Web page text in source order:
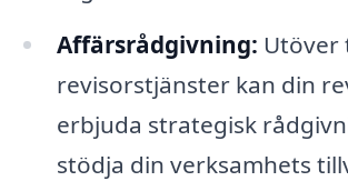
Affärsrådgivning: Utöver
revisorstjänster kan din
erbjuda strategisk
stödja din verksamhets